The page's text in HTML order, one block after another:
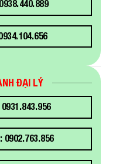
ĐẠI LÝ
0902.763.856